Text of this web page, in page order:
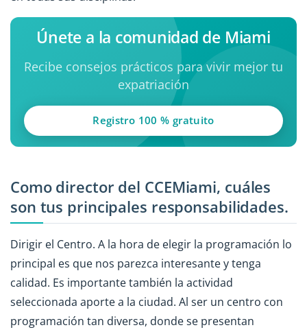
Únete a la comunidad de Miami
Recibe consejos prácticos para vivir mejor tu
expatriación
Registro 100 % gratuito
Como director del CCEMiami, cuáles
son tus principales responsabilidades.
Dirigir el Centro. A la hora de elegir la programación lo
principal es que nos parezca interesante y tenga
calidad. Es importante también la actividad
seleccionada aporte a la ciudad. Al ser un centro con
programación tan diversa, donde se presentan